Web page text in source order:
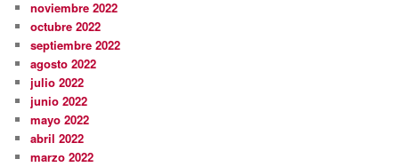
noviembre 2022
octubre 2022
septiembre 2022
agosto 2022
julio 2022
junio 2022
mayo 2022
abril 2022
marzo 2022